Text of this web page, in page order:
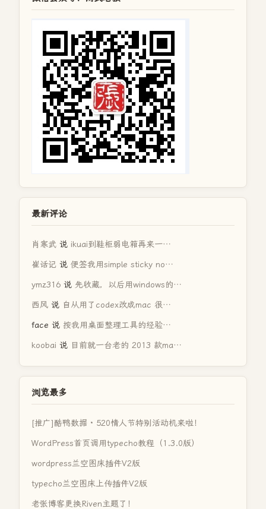
最新评论
肖寒武 说 ikuai到鞋柜弱电箱再来一…
崔话记 说 便签我用simple sticky no…
ymz316 说 先收藏，以后用windows的…
西风 说 自从用了codex改成mac 很…
face 说 按我用桌面整理工具的经验…
koobai 说 目前就一台老的 2013 款ma…
浏览最多
[推广]酷鸭数据 · 520情人节特别活动机来啦！
WordPress首页调用typecho教程（1.3.0版）
wordpress兰空图床插件V2版
typecho兰空图床上传插件V2版
老张博客更换Riven主题了！